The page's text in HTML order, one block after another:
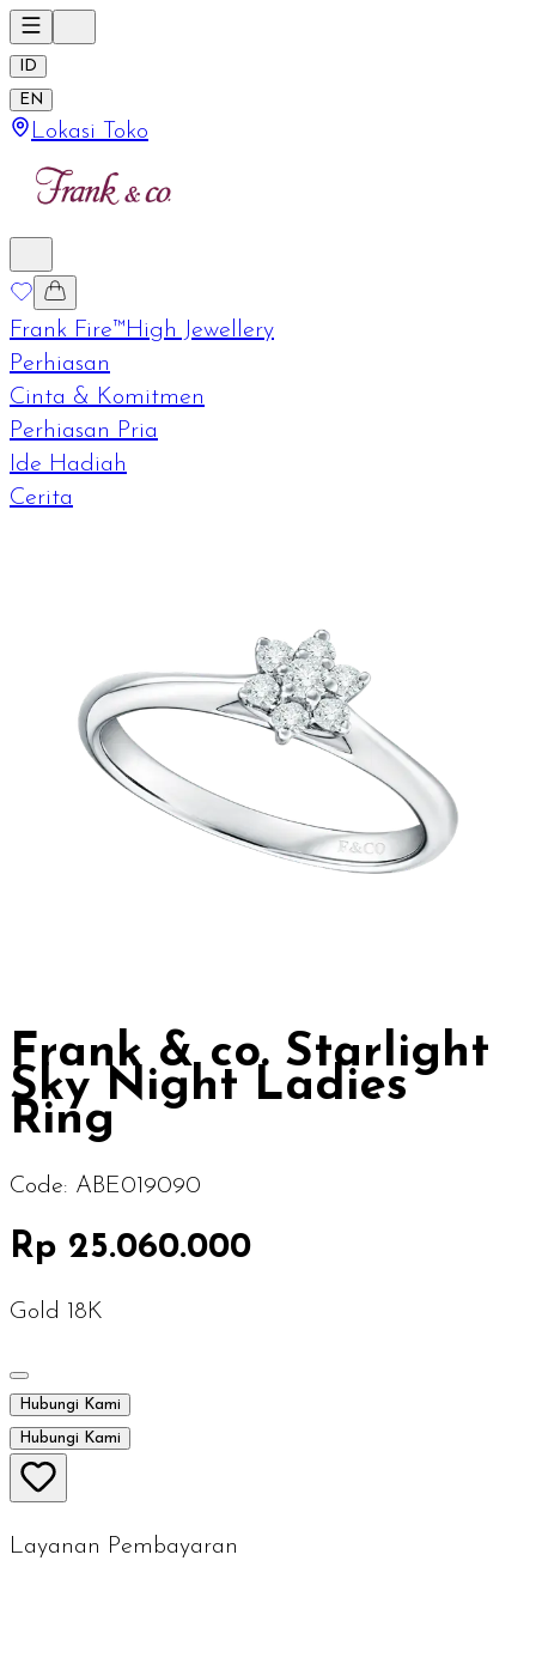
ID
EN
Lokasi Toko
Frank Fire™High Jewellery
Perhiasan
Cinta & Komitmen
Perhiasan Pria
Ide Hadiah
Cerita
Frank & co. Starlight
Sky Night Ladies
Ring
Code: ABE019090
Rp 25.060.000
Gold 18K
Hubungi Kami
Hubungi Kami
Layanan Pembayaran